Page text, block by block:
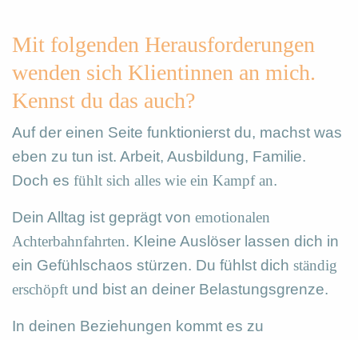
Mit folgenden Herausforderungen
wenden sich Klientinnen an mich.
Kennst du das auch?
Auf der einen Seite funktionierst du, machst was
eben zu tun ist. Arbeit, Ausbildung, Familie.
Doch es fühlt sich alles wie ein Kampf an.
Dein Alltag ist geprägt von emotionalen
Achterbahnfahrten. Kleine Auslöser lassen dich in
ein Gefühlschaos stürzen. Du fühlst dich ständig
erschöpft und bist an deiner Belastungsgrenze.
In deinen Beziehungen kommt es zu